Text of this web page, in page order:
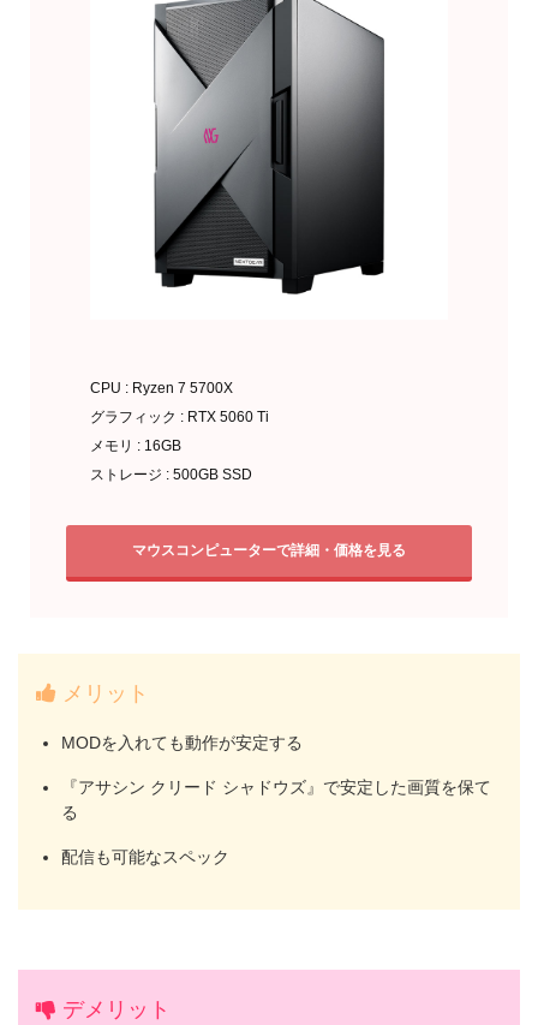
CPU : Ryzen 7 5700X
グラフィック : RTX 5060 Ti
メモリ : 16GB
ストレージ : 500GB SSD
マウスコンピューターで詳細・価格を見る
メリット
MODを入れても動作が安定する
『アサシン クリード シャドウズ』で安定した画質を保て
る
配信も可能なスペック
デメリット